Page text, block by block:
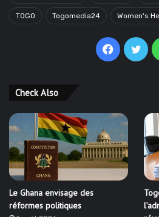
TOGO Togomedia24 Women's
Check Also
Le Ghana envisage des
réformes politiques